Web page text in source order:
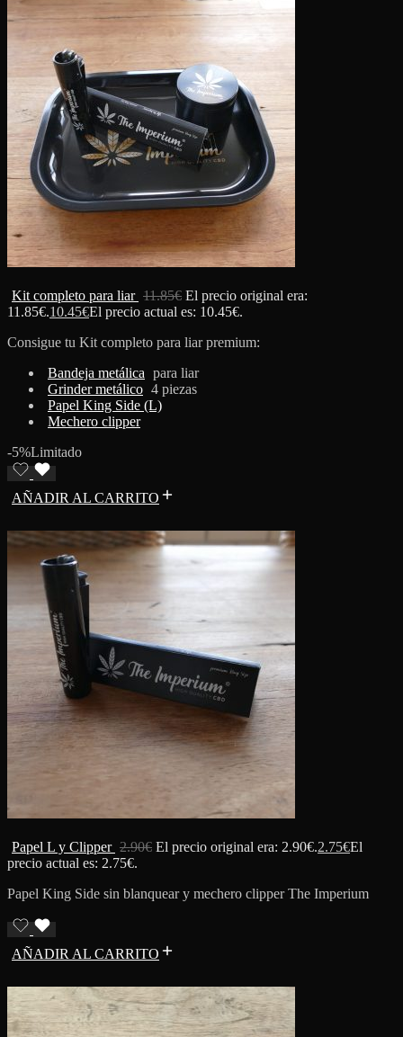
Kit completo para liar 11.85€ El precio original era:
11.85€.10.45€El precio actual es: 10.45€.
Consigue tu Kit completo para liar premium:
Bandeja metálica para liar
Grinder metálico 4 piezas
Papel King Side (L)
Mechero clipper
-5%Limitado
AÑADIR AL CARRITO
Papel L y Clipper 2.90€ El precio original era: 2.90€.2.75€El
precio actual es: 2.75€.
Papel King Side sin blanquear y mechero clipper The Imperium
AÑADIR AL CARRITO